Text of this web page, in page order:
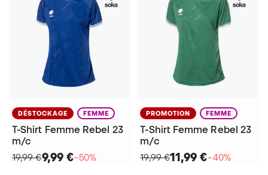
DÉSTOCKAGE FEMME
T-Shirt Femme Rebel 23
m/c
19,99 €9,99 €−50%
PROMOTION FEMME
T-Shirt Femme Rebel 23
m/c
19,99 €11,99 €−40%